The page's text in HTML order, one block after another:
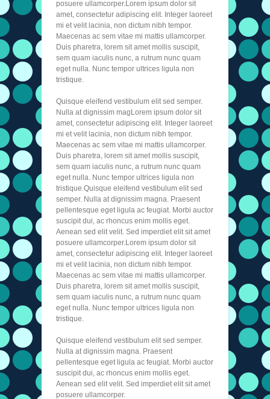
posuere ullamcorper.Lorem ipsum dolor sit
amet, consectetur adipiscing elit. Integer laoreet
mi et velit lacinia, non dictum nibh tempor.
Maecenas ac sem vitae mi mattis ullamcorper.
Duis pharetra, lorem sit amet mollis suscipit,
sem quam iaculis nunc, a rutrum nunc quam
eget nulla. Nunc tempor ultrices ligula non
tristique.
Quisque eleifend vestibulum elit sed semper.
Nulla at dignissim magLorem ipsum dolor sit
amet, consectetur adipiscing elit. Integer laoreet
mi et velit lacinia, non dictum nibh tempor.
Maecenas ac sem vitae mi mattis ullamcorper.
Duis pharetra, lorem sit amet mollis suscipit,
sem quam iaculis nunc, a rutrum nunc quam
eget nulla. Nunc tempor ultrices ligula non
tristique.Quisque eleifend vestibulum elit sed
semper. Nulla at dignissim magna. Praesent
pellentesque eget ligula ac feugiat. Morbi auctor
suscipit dui, ac rhoncus enim mollis eget.
Aenean sed elit velit. Sed imperdiet elit sit amet
posuere ullamcorper.Lorem ipsum dolor sit
amet, consectetur adipiscing elit. Integer laoreet
mi et velit lacinia, non dictum nibh tempor.
Maecenas ac sem vitae mi mattis ullamcorper.
Duis pharetra, lorem sit amet mollis suscipit,
sem quam iaculis nunc, a rutrum nunc quam
eget nulla. Nunc tempor ultrices ligula non
tristique.
Quisque eleifend vestibulum elit sed semper.
Nulla at dignissim magna. Praesent
pellentesque eget ligula ac feugiat. Morbi auctor
suscipit dui, ac rhoncus enim mollis eget.
Aenean sed elit velit. Sed imperdiet elit sit amet
posuere ullamcorper.